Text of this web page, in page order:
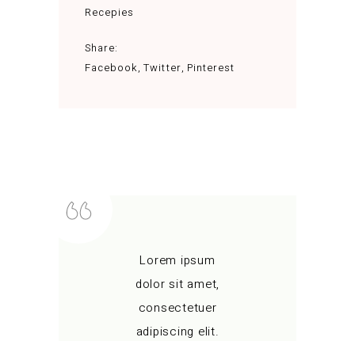
Recepies
Share:
Facebook Twitter Pinterest
Lorem ipsum
dolor sit amet,
consectetuer
adipiscing elit.